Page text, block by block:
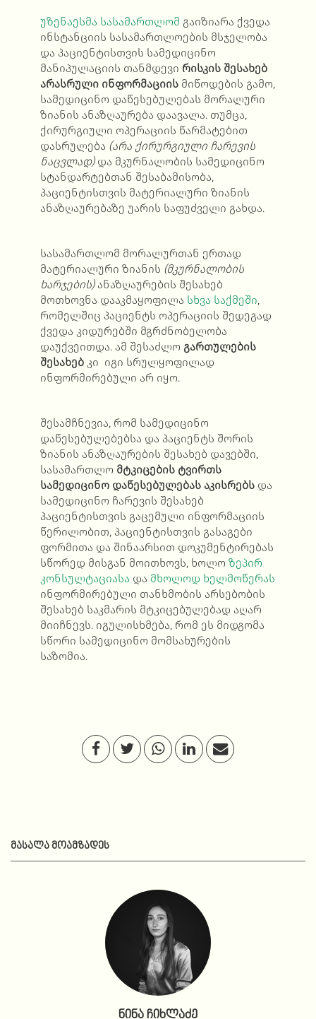
უზენაესმა სასამართლომ გაიზიარა ქვედა
ინსტანციის სასამართლოების მსჯელობა
და პაციენტისთვის სამედიცინო
მანიპულაციის თანმდევი რისკის შესახებ
არასრული ინფორმაციისმიწოდების გამო,
სამედიცინო დაწესებულებას მორალური
ზიანის ანაზღაურება დაავალა. თუმცა,
ქირურგიული ოპერაციის წარმატებით
დასრულება (არა ქირურგიული ჩარევის
ნაცვლად)და მკურნალობის სამედიცინო
სტანდარტებთან შესაბამისობა,
პაციენტისთვის მატერიალური ზიანის
ანაზღაურებაზე უარის საფუძველი გახდა.
სასამართლომ მორალურთან ერთად
მატერიალური ზიანის (მკურნალობის
ხარჯების)ანაზღაურების შესახებ
მოთხოვნა დააკმაყოფილა სხვა საქმეში,
რომელშიც პაციენტს ოპერაციის შედეგად
ქვედა კიდურებში მგრძნობელობა
დაუქვეითდა. ამ შესაძლო გართულების
შესახებ კი იგი სრულყოფილად
ინფორმირებული არ იყო.
შესამჩნევია, რომ სამედიცინო
დაწესებულებებსა და პაციენტს შორის
ზიანის ანაზღაურების შესახებ დავებში,
სასამართლო მტკიცების ტვირთს
სამედიცინო დაწესებულებას აკისრებსდა
სამედიცინო ჩარევის შესახებ
პაციენტისთვის გაცემული ინფორმაციის
წერილობით, პაციენტისთვის გასაგები
ფორმითა და შინაარსით დოკუმენტირებას
სწორედ მისგან მოითხოვს, ხოლო ზეპირ
კონსულტაციასა და მხოლოდ ხელმოწერას
ინფორმირებული თანხმობის არსებობის
შესახებ საკმარის მტკიცებულებად აღარ
მიიჩნევს. იგულისხმება, რომ ეს მიდგომა
სწორი სამედიცინო მომსახურების
საზომია.
ᲛᲐᲡᲐᲚᲐ ᲛᲝᲐᲛᲖᲐᲓᲔᲡ
ნინა ჩიხლაძე